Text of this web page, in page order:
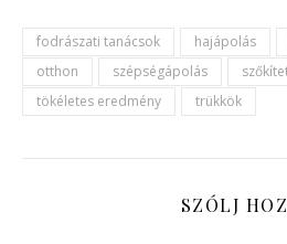
fodrászati tanácsok hajápolás
otthon
szépségápolás
tökéletes eredmény
trükkök
SZÓLJ